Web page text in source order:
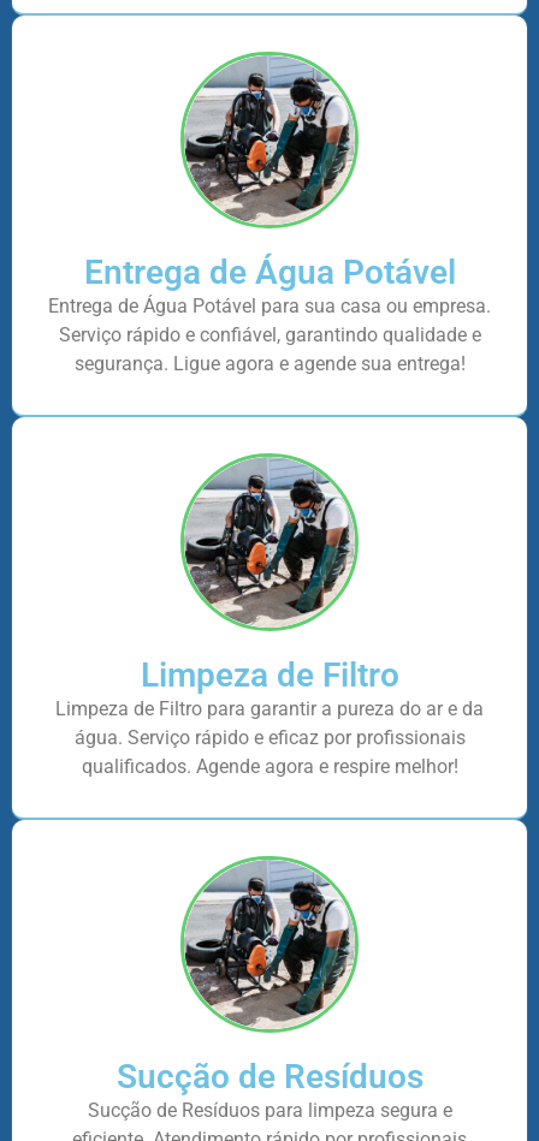
Entrega de Água Potável
Entrega de Água Potável para sua casa ou empresa.
Serviço rápido e confiável, garantindo qualidade e
segurança. Ligue agora e agende sua entrega!
Limpeza de Filtro
Limpeza de Filtro para garantir a pureza do ar e da
água. Serviço rápido e eficaz por profissionais
qualificados. Agende agora e respire melhor!
Sucção de Resíduos
Sucção de Resíduos para limpeza segura e